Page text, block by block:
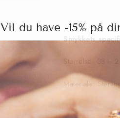
Smykkets
Størrelse: 38 + 2
Materiale:
Vil du have -15% på